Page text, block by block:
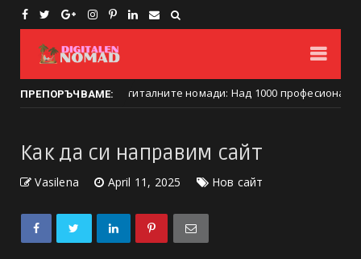
ПРЕПОРЪЧВАМЕ:
е столица на дигиталните номади: Над 1000 професионалисти
Как да си направим сайт
Vasilena April 11, 2025 Нов сайт